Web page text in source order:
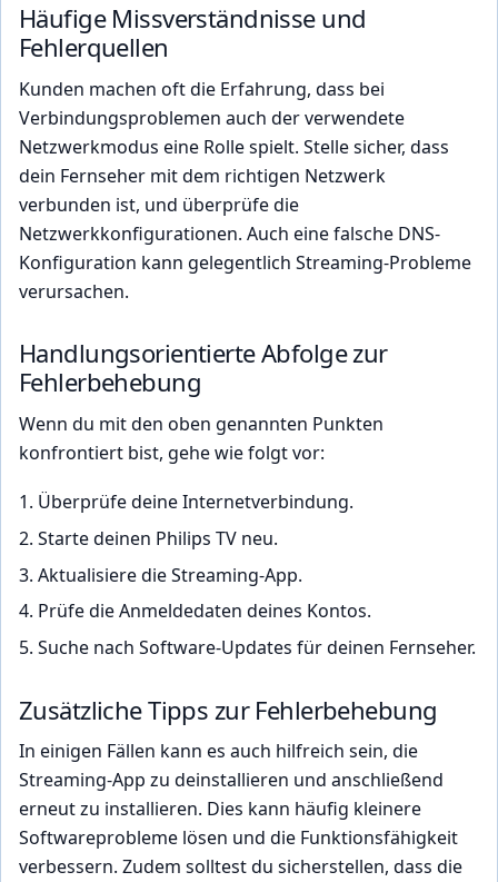
Häufige Missverständnisse und
Fehlerquellen
Kunden machen oft die Erfahrung, dass bei
Verbindungsproblemen auch der verwendete
Netzwerkmodus eine Rolle spielt. Stelle sicher, dass
dein Fernseher mit dem richtigen Netzwerk
verbunden ist, und überprüfe die
Netzwerkkonfigurationen. Auch eine falsche DNS-
Konfiguration kann gelegentlich Streaming-Probleme
verursachen.
Handlungsorientierte Abfolge zur
Fehlerbehebung
Wenn du mit den oben genannten Punkten
konfrontiert bist, gehe wie folgt vor:
Überprüfe deine Internetverbindung.
Starte deinen Philips TV neu.
Aktualisiere die Streaming-App.
Prüfe die Anmeldedaten deines Kontos.
Suche nach Software-Updates für deinen Fernseher.
Zusätzliche Tipps zur Fehlerbehebung
In einigen Fällen kann es auch hilfreich sein, die
Streaming-App zu deinstallieren und anschließend
erneut zu installieren. Dies kann häufig kleinere
Softwareprobleme lösen und die Funktionsfähigkeit
verbessern. Zudem solltest du sicherstellen, dass die